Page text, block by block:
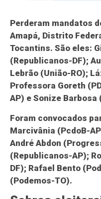
Perderam mandatos
Amapá, Distrito
Tocantins. São eles:
(Republicanos-DF);
Lebrão (União-RO);
Professora Goreth
AP) e Sonize Barbosa
Foram convocados
Marcivânia (PcdoB-
André Abdon
(Republicanos-AP);
DF); Rafael Bento
(Podemos-TO).